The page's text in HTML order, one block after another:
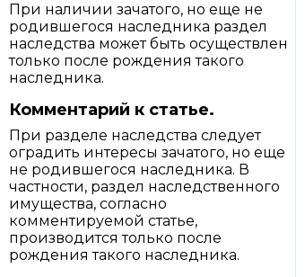
При наличии зачатого, но еще не
родившегося наследника раздел
наследства может быть осуществлен
только после рождения такого
наследника.
Комментарий к статье.
При разделе наследства следует
оградить интересы зачатого, но еще
не родившегося наследника. В
частности, раздел наследственного
имущества, согласно
комментируемой статье,
производится только после
рождения такого наследника.